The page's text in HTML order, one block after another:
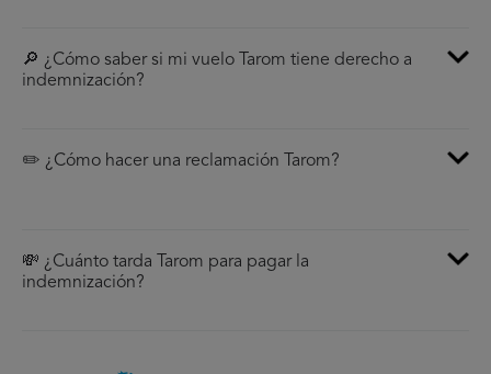
🔎 ¿Cómo saber si mi vuelo Tarom tiene derecho a
indemnización?
✏️ ¿Cómo hacer una reclamación Tarom?
💸 ¿Cuánto tarda Tarom para pagar la
indemnización?